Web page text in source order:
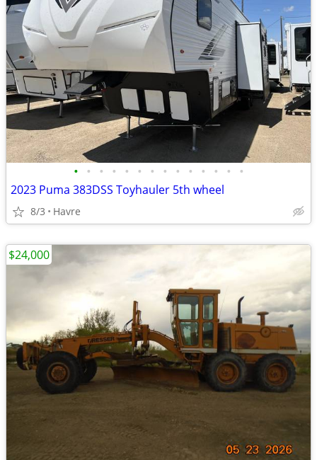
• • • • • • • • • • • • • •
2023 Puma 383DSS Toyhauler 5th wheel
8/3 Havre
$24,000